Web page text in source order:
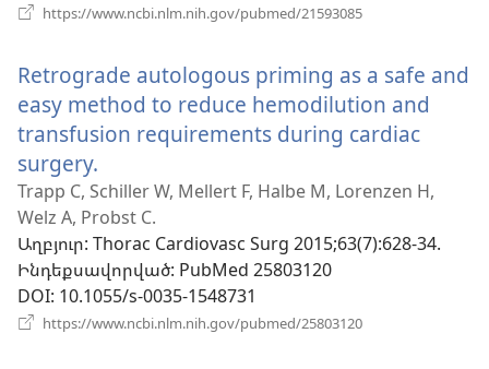
https://www.ncbi.nlm.nih.gov/pubmed/21593085
պատուհան)
Retrograde autologous priming as a safe and
easy method to reduce hemodilution and
transfusion requirements during cardiac
surgery.
է
նոր
պատուհան)
Trapp C, Schiller W, Mellert F, Halbe M, Lorenzen H,
Welz A, Probst C.
Աղբյուր‎: Thorac Cardiovasc Surg 2015;63(7):628-34.
Ինդեքսավորված‎: PubMed 25803120
DOI‎: 10.1055/s-0035-1548731
https://www.ncbi.nlm.nih.gov/pubmed/25803120